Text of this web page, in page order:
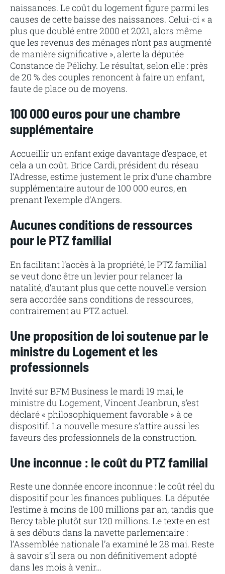
naissances. Le coût du logement figure parmi les
causes de cette baisse des naissances. Celui-ci « a
plus que doublé entre 2000 et 2021, alors même
que les revenus des ménages n’ont pas augmenté
de manière significative », alerte la députée
Constance de Pélichy. Le résultat, selon elle : près
de 20 % des couples renoncent à faire un enfant,
faute de place ou de moyens.
100 000 euros pour une chambre
supplémentaire
Accueillir un enfant exige davantage d’espace, et
cela a un coût. Brice Cardi, président du réseau
l’Adresse, estime justement le prix d’une chambre
supplémentaire autour de 100 000 euros, en
prenant l’exemple d’Angers.
Aucunes conditions de ressources
pour le PTZ familial
En facilitant l’accès à la propriété, le PTZ familial
se veut donc être un levier pour relancer la
natalité, d’autant plus que cette nouvelle version
sera accordée sans conditions de ressources,
contrairement au PTZ actuel.
Une proposition de loi soutenue par le
ministre du Logement et les
professionnels
Invité sur BFM Business le mardi 19 mai, le
ministre du Logement, Vincent Jeanbrun, s’est
déclaré « philosophiquement favorable » à ce
dispositif. La nouvelle mesure s’attire aussi les
faveurs des professionnels de la construction.
Une inconnue : le coût du PTZ familial
Reste une donnée encore inconnue : le coût réel du
dispositif pour les finances publiques. La députée
l’estime à moins de 100 millions par an, tandis que
Bercy table plutôt sur 120 millions. Le texte en est
à ses débuts dans la navette parlementaire :
l’Assemblée nationale l’a examiné le 28 mai. Reste
à savoir s’il sera ou non définitivement adopté
dans les mois à venir…